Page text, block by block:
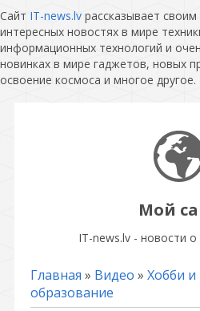
Сайт IT-news.lv рассказывает
интересных новостях в мире
информационных технологий и
новинках в мире гаджетов, новых
освоение космоса и многое другое.
Мой
IT-news.lv - новости
Главная » Видео » Хобби и
образование